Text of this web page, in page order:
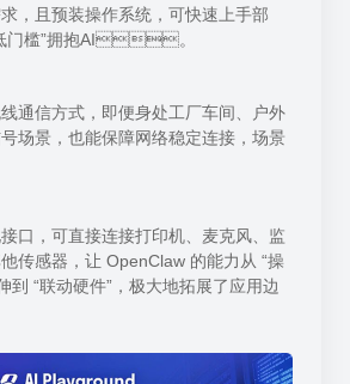
，且预装操作系统，可快速上手部
“低门槛”拥抱AI。
通信方式，即便身处工厂车间、户外
景，也能保障网络稳定连接，场景
，可直接连接打印机、麦克风、监
传感器，让 OpenClaw 的能力从 “操
到 “联动硬件”，极大地拓展了应用边